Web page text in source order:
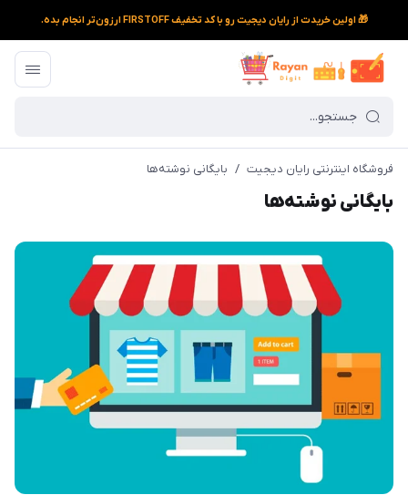
🎁 اولین خریدت از رایان دیجیت رو با کد تخفیف FIRSTOFF ارزون‌تر انجام بده.
فروشگاه اینترنتی رایان دیجیت / بایگانی نوشته‌ها
بایگانی نوشته‌ها